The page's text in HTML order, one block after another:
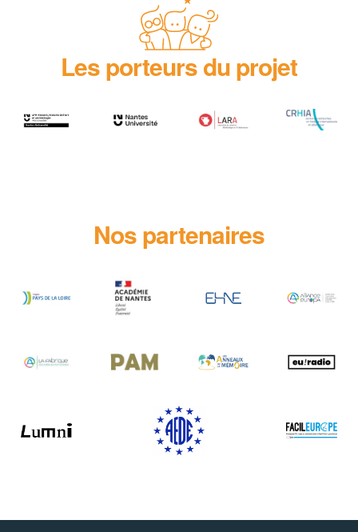
Les porteurs du projet
Nos partenaires